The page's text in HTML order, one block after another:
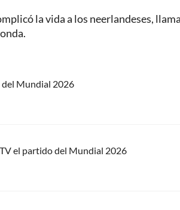
la vida a los neerlandeses,
del Mundial 2026
el partido del Mundial 2026